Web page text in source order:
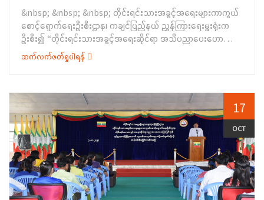
“ရာသီဥတုပြောင်းလဲမှုလျော့ချဖို့ ပတ်ဝန်းကျင် ထိန်းသိမ်းကာကွယ်စို့”
ခေါင်းစဉ် ဖြင့်လည်းကောင်း၊ လက်ထောက်ညွှန်ကြားရေးမှူး ဒေါ်မီမီ
ဝင်းရွှေက တိုင်းရင်းသားလူမျိုးများ၏ အခွင့်အရေးကာကွယ်
စောင့်ရှောက်သည့် ဥပဒေကိုလည်းကောင်း၊ မောင်တောခရိုင်
အသိပညာဗဟုသုတရရှိရေး ကိစ္စရပ်များကိုလည်းကောင်း အသိပညာ
ပေးဟောပြောခဲ့ပါသည်။ ထို့နောက် ဒုတိယညွှန်ကြားရေးမှူး
ဦးဆောင်၍ ရပ်ရွာအခြေပြုအသက်မွေးဝမ်းကျောင်း ပညာလိုအပ်မှု
ဆန်းစစ်ချက်စစ်တမ်းများကို ကောက်ယူခဲ့ရာ ဒေသခံတိုင်းရင်းသား
(၆၀)ဦး တို့မှ ဖြေဆိုခဲ့ကြပါသည်။ အခမ်းအနားသို့ ဒေသခံ
တိုင်းရင်းသားများဖြစ်သည့် ရခိုင်၊ သက်နှင့် မြို တိုင်းရင်းသားစာပေ
နှင့်ယဉ်ကျေးမှုအသင်းဝင်များ၊ ဌာနဆိုင်ရာတာဝန်ရှိသူများ တက်
ရောက်ခဲ့ကြပါသည်။
&nbsp; &nbsp; &nbsp; တိုင်းရင်းသားအခွင့်အရေးများကာကွယ်
စောင့်ရှောက်ရေးဦးစီးဌာန၊ ကချင်ပြည်နယ် ညွှန်ကြားရေးမှူးရုံးက
ဦးစီး၍ “တိုင်းရင်းသားအခွင့်အရေးဆိုင်ရာ အသိပညာပေးဟောပြော
ခြင်းနှင့် ရပ်ရွာအခြေပြု အသက်မွေးဝမ်းကျောင်းပညာ လိုအပ်ချက်
တို့ကို ဆန်းစစ်စီမံခြင်း” အစီအစဉ်ကို ၁၇-၁၀-၂၀၂၃ ရက်နေ့တွင်
လူမျိုးများရေးရာဝန်ကြီးဌာန၊ ညွှန်ကြားရေးမှူးရုံးအစည်းအဝေး
ခန်းမ၌ ကျင်းပပြုလုပ်ခဲ့ပါသည်။ အခမ်းအနားတွင်&nbsp;
ကချင်ပြည်နယ်အစိုးရအဖွဲ့ဝင်၊ တိုင်းရင်းသားရေးရာဝန်ကြီး ဦးကျော်
မင်းခိုင်က အဖွင့်အမှာစကားပြောကြားခဲ့ပြီး၊ တိုင်းရင်းသား
အခွင့်အရေးများကာကွယ်စောင့်ရှောက်ရေးဉီးစီးဌာန၊ကချင်ပြည်နယ်
ညွှန်ကြားရေးမှူးရုံးမှညွှန်ကြားရေးမှူးဦးရန်နိုင်လွင်ကဝန်ကြီးဌာန
အကြောင်းမိတ်ဆက်ခြင်းနှင့်နှုတ်ခွန်းဆက် စကားပြောကြားခဲ့ပါသည်။
ထို့နောက် တိုင်းရင်းသားရေးရာဝန်ကြီး ဦးကျော်မင်းခိုင်က တက်
ရောက်လာသည့် တိုင်းရင်းသားမျိုးနွယ်စုများအား Skynet စက်တစ်စုံ
ဆက်လက်ဖတ်ရှုပါရန်
17
OCT